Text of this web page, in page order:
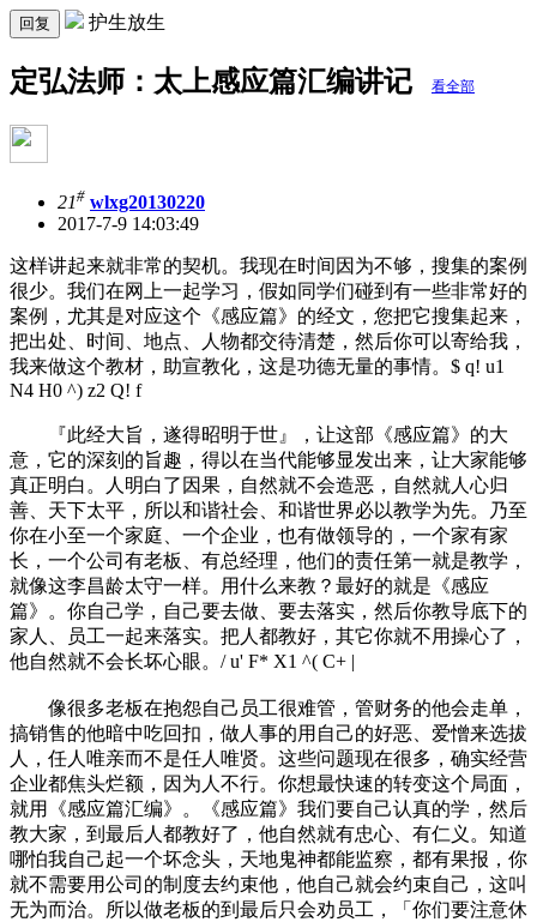
回复 护生放生
定弘法师：太上感应篇汇编讲记 看全部
21# wlxg20130220
2017-7-9 14:03:49
这样讲起来就非常的契机。我现在时间因为不够，搜集的案例
很少。我们在网上一起学习，假如同学们碰到有一些非常好的
案例，尤其是对应这个《感应篇》的经文，您把它搜集起来，
把出处、时间、地点、人物都交待清楚，然后你可以寄给我，
我来做这个教材，助宣教化，这是功德无量的事情。 $ q! u1
N4 H0 ^) z2 Q! f
『此经大旨，遂得昭明于世』，让这部《感应篇》的大
意，它的深刻的旨趣，得以在当代能够显发出来，让大家能够
真正明白。人明白了因果，自然就不会造恶，自然就人心归
善、天下太平，所以和谐社会、和谐世界必以教学为先。乃至
你在小至一个家庭、一个企业，也有做领导的，一个家有家
长，一个公司有老板、有总经理，他们的责任第一就是教学，
就像这李昌龄太守一样。用什么来教？最好的就是《感应
篇》。你自己学，自己要去做、要去落实，然后你教导底下的
家人、员工一起来落实。把人都教好，其它你就不用操心了，
他自然就不会长坏心眼。 / u' F* X1 ^( C+ |
像很多老板在抱怨自己员工很难管，管财务的他会走单，
搞销售的他暗中吃回扣，做人事的用自己的好恶、爱憎来选拔
人，任人唯亲而不是任人唯贤。这些问题现在很多，确实经营
企业都焦头烂额，因为人不行。你想最快速的转变这个局面，
就用《感应篇汇编》。《感应篇》我们要自己认真的学，然后
教大家，到最后人都教好了，他自然就有忠心、有仁义。知道
哪怕我自己起一个坏念头，天地鬼神都能监察，都有果报，你
就不需要用公司的制度去约束他，他自己就会约束自己，这叫
无为而治。所以做老板的到最后只会劝员工，「你们要注意休